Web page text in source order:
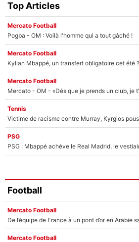
Top Articles
Mercato Football
Pogba - OM : Voilà l'homme qui a tout gâché !
Mercato Football
Kylian Mbappé, un transfert obligatoire cet été ?
Mercato Football
Tennis
PSG
PSG : Mbappé achève le Real Madrid, le
Football
Mercato Football
Mercato Football